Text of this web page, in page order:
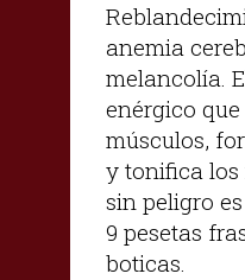
anemia
melancolía.
enérgico
músculos,
y tonifica
sin peligro
9 pesetas
boticas.